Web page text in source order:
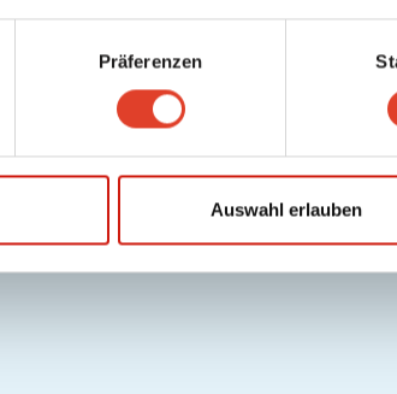
Präferenzen
Auswahl erlauben